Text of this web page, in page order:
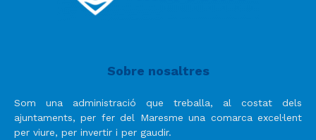
Sobre nosaltres
Som una administració que treballa, al costat dels
ajuntaments, per fer del Maresme una comarca excel·lent
per viure, per invertir i per gaudir.